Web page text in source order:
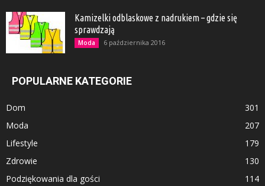
Kamizelki odblaskowe z nadrukiem – gdzie się
sprawdzają
Moda 6 października 2016
POPULARNE KATEGORIE
Dom
301
Moda
207
Lifestyle
179
Zdrowie
130
Podziękowania dla gości
114